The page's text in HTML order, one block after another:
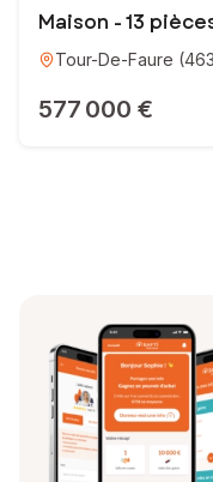
Maison - 13
Tour-De-Faure (
577 000 €